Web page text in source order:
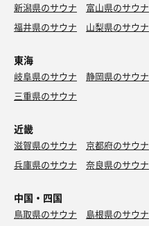
新潟県のサウナ 富山県のサウナ
福井県のサウナ
山梨県のサウナ
東海
岐阜県のサウナ 静岡県のサウナ
三重県のサウナ
近畿
滋賀県のサウナ 京都府のサウナ
兵庫県のサウナ
奈良県のサウナ
中国・四国
鳥取県のサウナ 島根県のサウナ